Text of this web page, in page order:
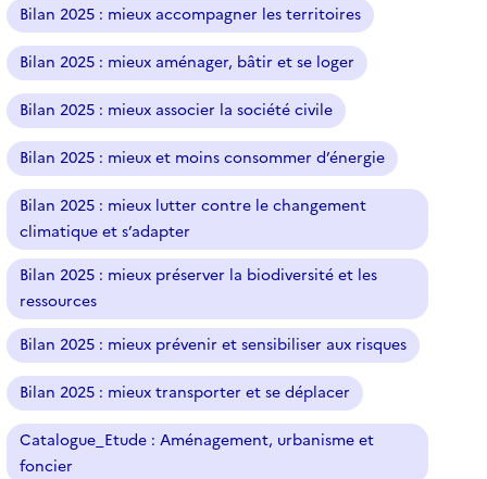
Bilan 2025 : mieux accompagner les territoires
Bilan 2025 : mieux aménager, bâtir et se loger
Bilan 2025 : mieux associer la société civile
Bilan 2025 : mieux et moins consommer d’énergie
Bilan 2025 : mieux lutter contre le changement
climatique et s’adapter
Bilan 2025 : mieux préserver la biodiversité et les
ressources
Bilan 2025 : mieux prévenir et sensibiliser aux risques
Bilan 2025 : mieux transporter et se déplacer
Catalogue_Etude : Aménagement, urbanisme et
foncier